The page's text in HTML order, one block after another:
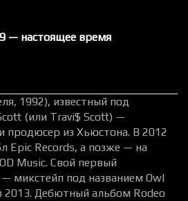
— настоящее время
1992), известный под
(или Travi$ Scott) —
продюсер из Хьюстона. В 2012
Epic Records, а позже — на
Music. Свой первый
микстейп под названием Owl
2013. Дебютный альбом Rodeo